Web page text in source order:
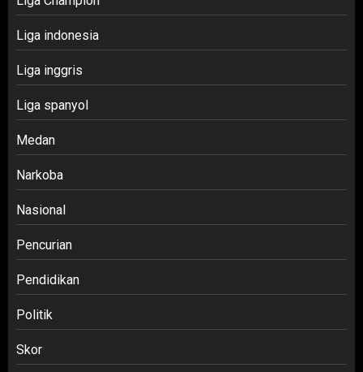
Liga indonesia
Liga inggris
Liga spanyol
Medan
Narkoba
Nasional
Pencurian
Pendidikan
Politik
Skor